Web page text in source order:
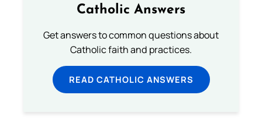
Catholic Answers
Get answers to common questions about
Catholic faith and practices.
READ CATHOLIC ANSWERS